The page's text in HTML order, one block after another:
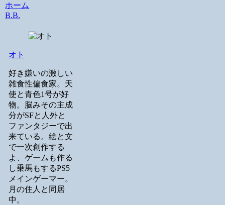
ホーム
B.B.
オト
好き嫌いの激しい
雑食性偏食家。天
使と青色1号が好
物。脳みその主成
分がSFと人外と
ファンタジーで出
来ている。絵と文
で一次創作する
よ、ゲームも作る
し乗馬もするPS5
メインゲーマー。
月の住人と同居
中。